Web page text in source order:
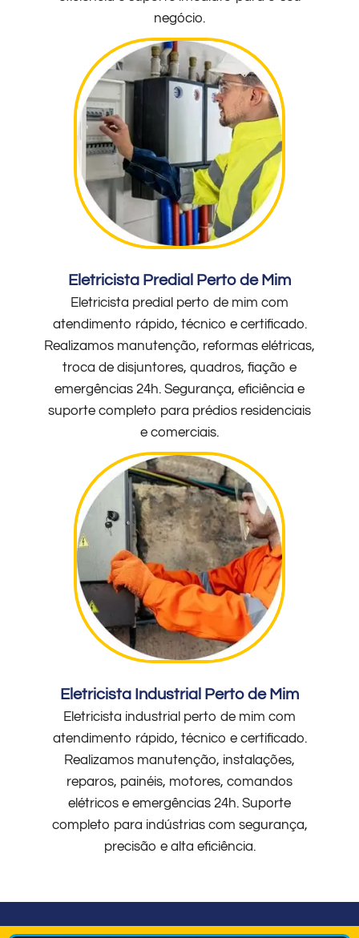
negócio.
Eletricista Predial Perto de Mim
Eletricista predial perto de mim com
atendimento rápido, técnico e certificado.
Realizamos manutenção, reformas elétricas,
troca de disjuntores, quadros, fiação e
emergências 24h. Segurança, eficiência e
suporte completo para prédios residenciais
e comerciais.
Eletricista Industrial Perto de Mim
Eletricista industrial perto de mim com
atendimento rápido, técnico e certificado.
Realizamos manutenção, instalações,
reparos, painéis, motores, comandos
elétricos e emergências 24h. Suporte
completo para indústrias com segurança,
precisão e alta eficiência.